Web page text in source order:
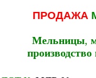
ПРОДАЖА
Мельницы,